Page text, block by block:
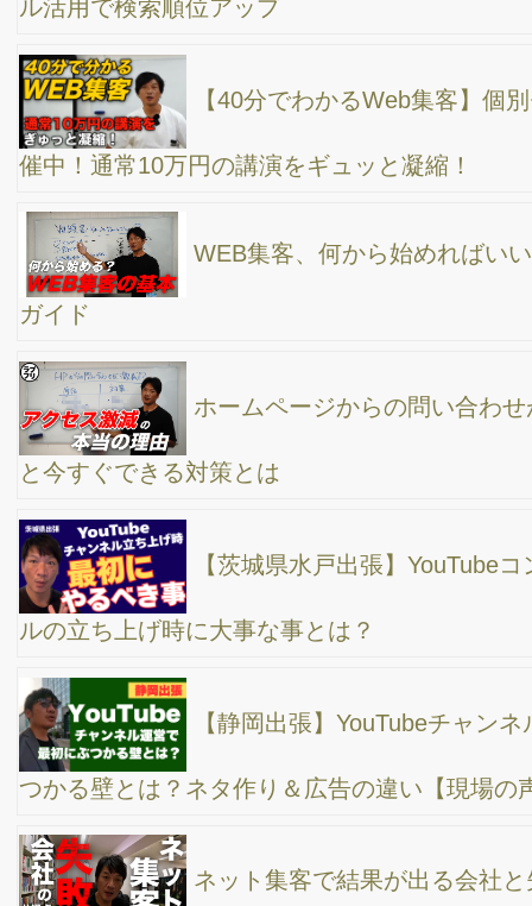
Youtubeの再生回数を増やす方法とは？ 自分自
身、失敗したからこそ分かるんです。
ユーチューブ撮影で上手に話すための5つのコツ
か？”
ホームページ集客が上手な会社が、日々やってい
ること
ChatGPTを使って効率的にブログを書く
SEO対策とWEB広告、どちらがよいのか？
SEO対策と「ちょうど良い」文章量の重要性
チャットGPTをWEB集客に上手に使う人とそうで
無い人。これからの時代、どっちのビジネスマンになりたいです
か？